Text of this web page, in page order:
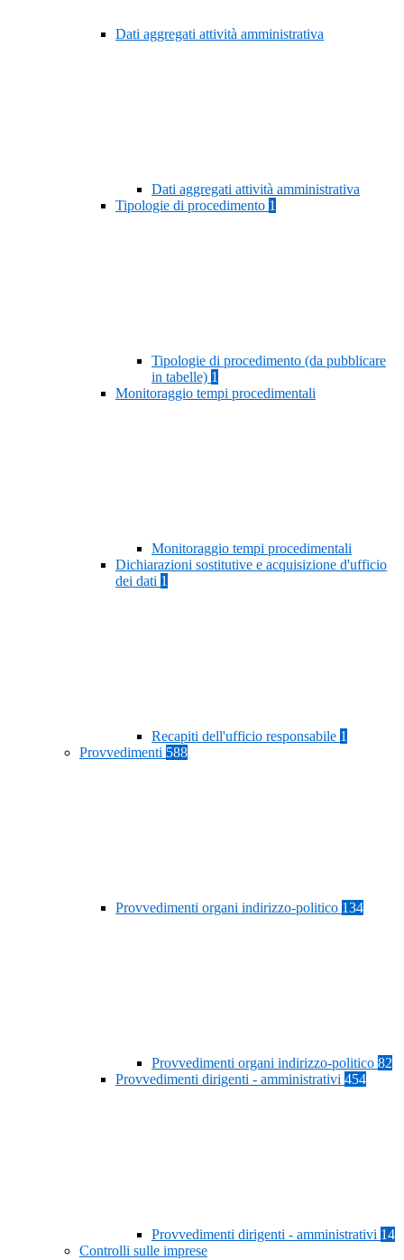
Dati aggregati attività amministrativa
Dati aggregati attività amministrativa
Tipologie di procedimento 1
Tipologie di procedimento (da pubblicare
in tabelle) 1
Monitoraggio tempi procedimentali
Monitoraggio tempi procedimentali
Dichiarazioni sostitutive e acquisizione d'ufficio
dei dati 1
Recapiti dell'ufficio responsabile 1
Provvedimenti 588
Provvedimenti organi indirizzo-politico 134
Provvedimenti organi indirizzo-politico 82
Provvedimenti dirigenti - amministrativi 454
Provvedimenti dirigenti - amministrativi 14
Controlli sulle imprese